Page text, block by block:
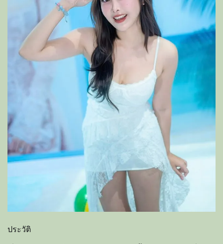
ประวัติ